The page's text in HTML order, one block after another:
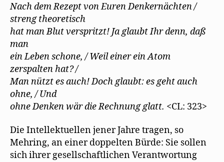
Nach dem Rezept von Euren Denkernächten /
streng theoretisch
hat man Blut verspritzt! Ja glaubt Ihr denn, daß
man
ein Leben schone, / Weil einer ein Atom
zerspalten hat? /
Man nützt es auch! Doch glaubt: es geht auch
ohne, / Und
ohne Denken wär die Rechnung glatt. <CL: 323>
Die Intellektuellen jener Jahre tragen, so
Mehring, an einer doppelten Bürde: Sie sollen
sich ihrer gesellschaftlichen Verantwortung